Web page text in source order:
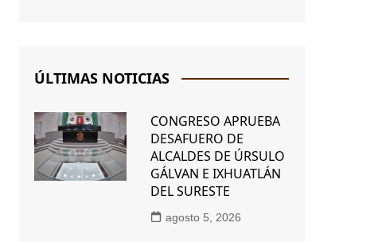
ÚLTIMAS NOTICIAS
CONGRESO APRUEBA
DESAFUERO DE
ALCALDES DE ÚRSULO
GÁLVAN E IXHUATLÁN
DEL SURESTE
agosto 5, 2026